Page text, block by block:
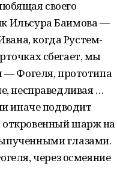
своего
Ильсура Баимова —
когда Рустем-
сбегает, мы
— Фогеля, прототипа
несправедливая …
иначе подводит
откровенный шарж на
глазами.
через осмеяние